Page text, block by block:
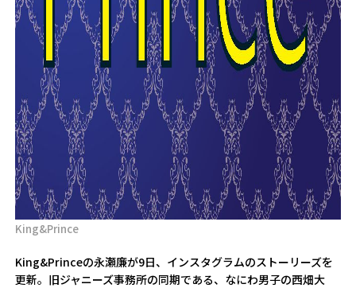
King&Prince
King&Princeの永瀬廉が9日、インスタグラムのストーリーズを
更新。旧ジャニーズ事務所の同期である、なにわ男子の西畑大